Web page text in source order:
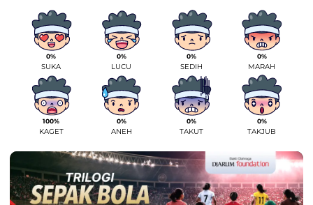
0%
SUKA
0%
LUCU
0%
SEDIH
0%
MARAH
100%
KAGET
0%
ANEH
0%
TAKUT
0%
TAKJUB